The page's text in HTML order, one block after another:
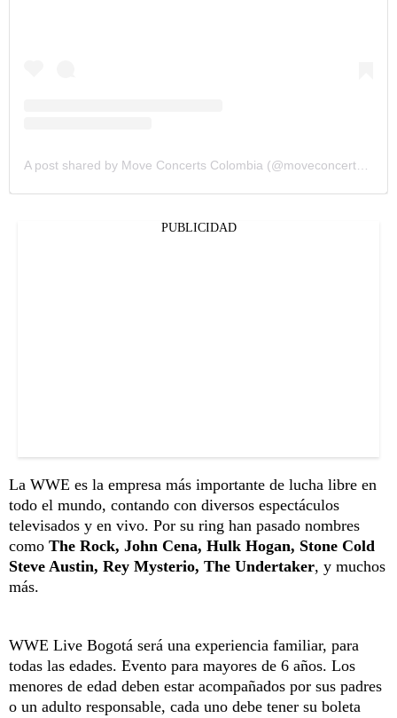
A post shared by Move Concerts Colombia (@moveconcertsco)
PUBLICIDAD
La WWE es la empresa más importante de lucha libre en
todo el mundo, contando con diversos espectáculos
televisados y en vivo. Por su ring han pasado nombres
como The Rock, John Cena, Hulk Hogan, Stone Cold
Steve Austin, Rey Mysterio, The Undertaker, y muchos
más.
WWE Live Bogotá será una experiencia familiar, para
todas las edades. Evento para mayores de 6 años. Los
menores de edad deben estar acompañados por sus padres
o un adulto responsable, cada uno debe tener su boleta